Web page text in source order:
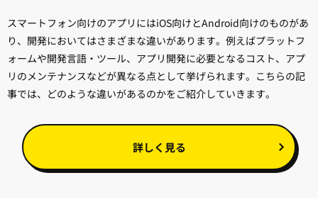
スマートフォン向けのアプリにはiOS向けとAndroid向けのものがあ
り、開発においてはさまざまな違いがあります。例えばプラットフ
ォームや開発言語・ツール、アプリ開発に必要となるコスト、アプ
リのメンテナンスなどが異なる点として挙げられます。こちらの記
事では、どのような違いがあるのかをご紹介していきます。
詳しく見る